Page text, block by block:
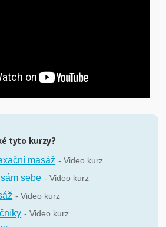
tyto kurzy?
masáž - Video kurz
sebe - Video kurz
- Video kurz
- Video kurz